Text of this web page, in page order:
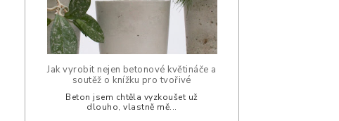
Jak vyrobit nejen betonové květináče a
soutěž o knížku pro tvořivé
Beton jsem chtěla vyzkoušet už
dlouho, vlastně mě...